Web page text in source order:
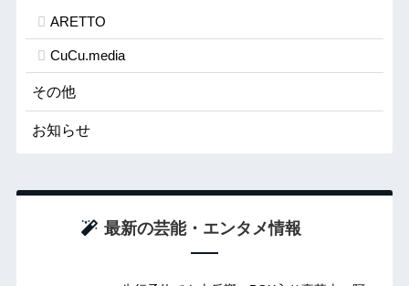
ARETTO
CuCu.media
その他
お知らせ
最新の芸能・エンタメ情報